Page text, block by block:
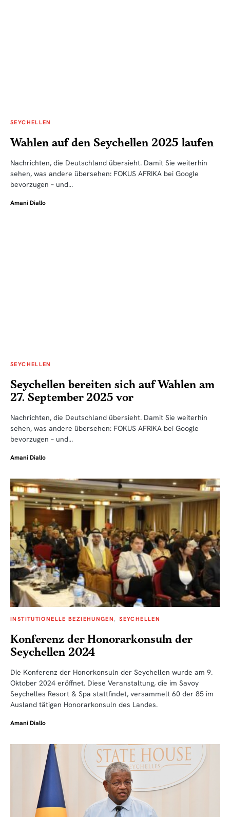
SEYCHELLEN
Wahlen auf den Seychellen 2025 laufen
Nachrichten, die Deutschland übersieht. Damit Sie weiterhin
sehen, was andere übersehen: FOKUS AFRIKA bei Google
bevorzugen – und…
Amani Diallo
SEYCHELLEN
Seychellen bereiten sich auf Wahlen am
27. September 2025 vor
Nachrichten, die Deutschland übersieht. Damit Sie weiterhin
sehen, was andere übersehen: FOKUS AFRIKA bei Google
bevorzugen – und…
Amani Diallo
INSTITUTIONELLE BEZIEHUNGEN SEYCHELLEN
Konferenz der Honorarkonsuln der
Seychellen 2024
Die Konferenz der Honorkonsuln der Seychellen wurde am 9.
Oktober 2024 eröffnet. Diese Veranstaltung, die im Savoy
Seychelles Resort & Spa stattfindet, versammelt 60 der 85 im
Ausland tätigen Honorarkonsuln des Landes.
Amani Diallo